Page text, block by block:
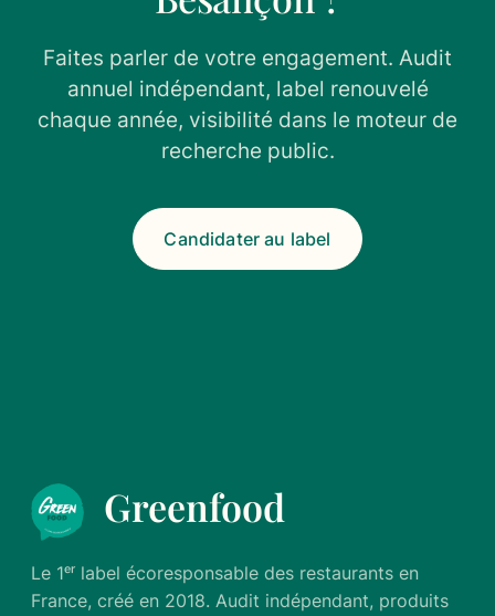
Faites parler de votre engagement. Audit
annuel indépendant, label renouvelé
chaque année, visibilité dans le moteur de
recherche public.
Candidater au label
Greenfood
Le 1ᵉʳ label écoresponsable des restaurants en
France, créé en 2018. Audit indépendant, produits